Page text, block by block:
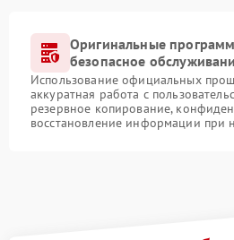
Оригинальные
безопасное
Использование официальных
аккуратная работа с
резервное копирование,
восстановление информации при